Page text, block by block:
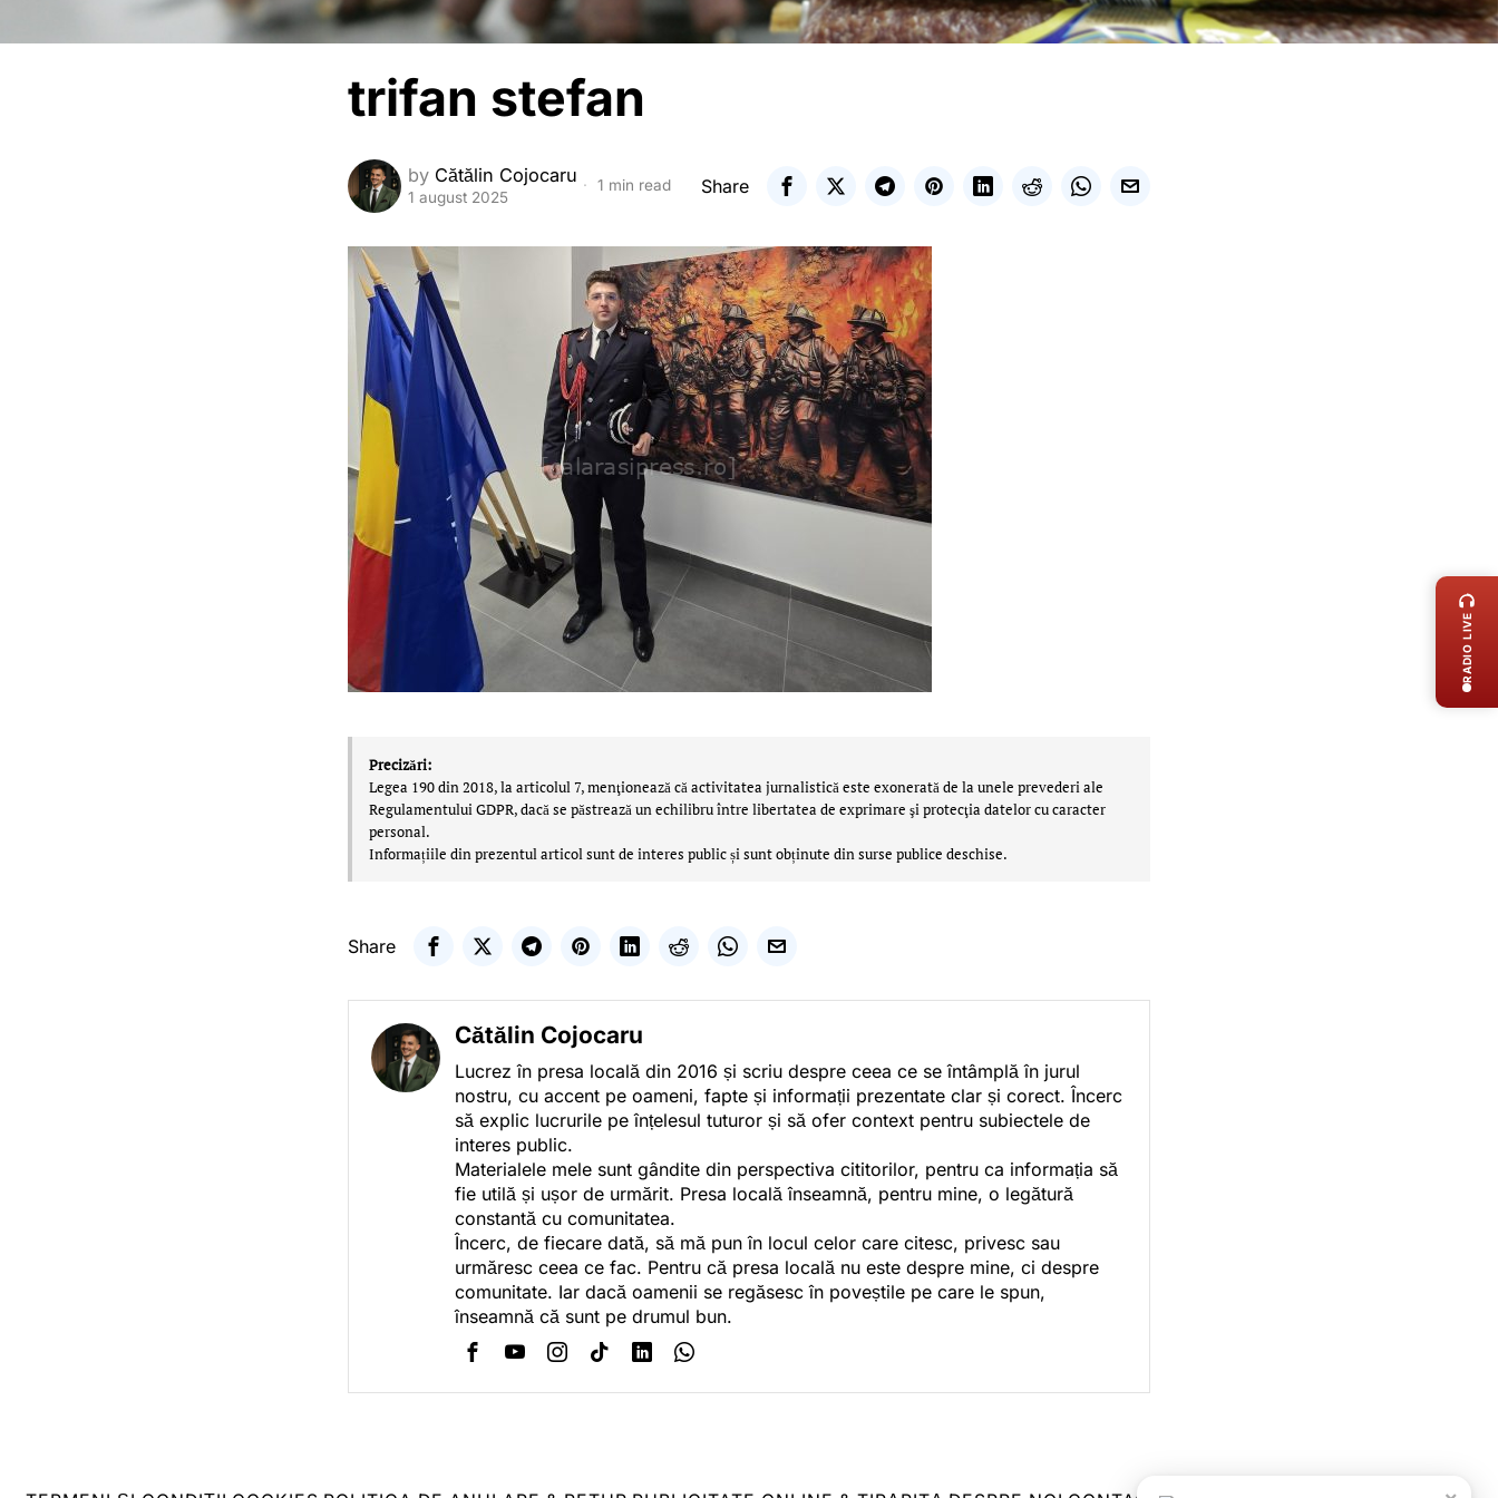
trifan stefan
by Cătălin Cojocaru
1 august 2025
1 min read Share
Precizări:
Legea 190 din 2018, la articolul 7, menţionează că activitatea jurnalistică este exonerată de la unele prevederi ale
Regulamentului GDPR, dacă se păstrează un echilibru între libertatea de exprimare şi protecţia datelor cu caracter
personal.
Informațiile din prezentul articol sunt de interes public și sunt obținute din surse publice deschise.
Share
Cătălin Cojocaru
Lucrez în presa locală din 2016 și scriu despre ceea ce se întâmplă în jurul
nostru, cu accent pe oameni, fapte și informații prezentate clar și corect. Încerc
să explic lucrurile pe înțelesul tuturor și să ofer context pentru subiectele de
interes public.
Materialele mele sunt gândite din perspectiva cititorilor, pentru ca informația să
fie utilă și ușor de urmărit. Presa locală înseamnă, pentru mine, o legătură
constantă cu comunitatea.
Încerc, de fiecare dată, să mă pun în locul celor care citesc, privesc sau
urmăresc ceea ce fac. Pentru că presa locală nu este despre mine, ci despre
comunitate. Iar dacă oamenii se regăsesc în poveștile pe care le spun,
înseamnă că sunt pe drumul bun.
RADIO LIVE